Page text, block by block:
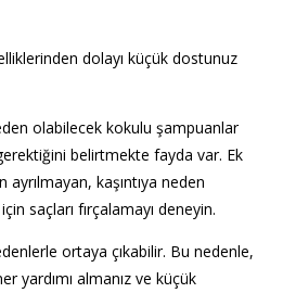
dolayı küçük dostunuz
olabilecek kokulu şampuanlar
belirtmekte fayda var. Ek
kaşıntıya neden
saçları fırçalamayı deneyin.
ortaya çıkabilir. Bu nedenle,
yardımı almanız ve küçük